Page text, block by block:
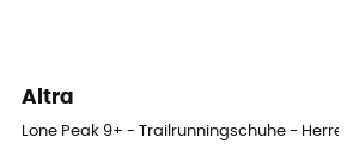
Altra
Lone Peak 9+ - Trailrunningschuhe - Herren